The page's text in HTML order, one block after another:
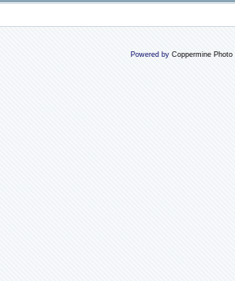
Powered by Coppermine Photo